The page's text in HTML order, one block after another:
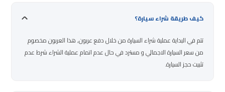
كيف طريقة شراء سيارة؟
تتم في البداية عملية شراء السيارة من خلال دفع عربون, هذا العربون مخصوم
من سعر السيارة الاجمالي و مسترد في حال عدم اتمام عملية الشراء شرط عدم
تثبيت حجز السيارة.